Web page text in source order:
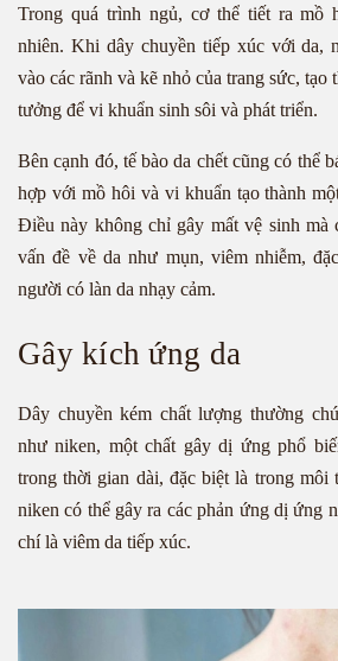
Trong quá trình ngủ, cơ thể tiết ra mồ
nhiên. Khi dây chuyền tiếp xúc với da,
vào các rãnh và kẽ nhỏ của trang sức,
tưởng để vi khuẩn sinh sôi và phát triển.
Bên cạnh đó, tế bào da chết cũng có thể
hợp với mồ hôi và vi khuẩn tạo thành
Điều này không chỉ gây mất vệ sinh mà
vấn đề về da như mụn, viêm nhiễm,
người có làn da nhạy cảm.
Gây kích ứng da
Dây chuyền kém chất lượng thường
như niken, một chất gây dị ứng phổ
trong thời gian dài, đặc biệt là trong môi
niken có thể gây ra các phản ứng dị ứng
chí là viêm da tiếp xúc.